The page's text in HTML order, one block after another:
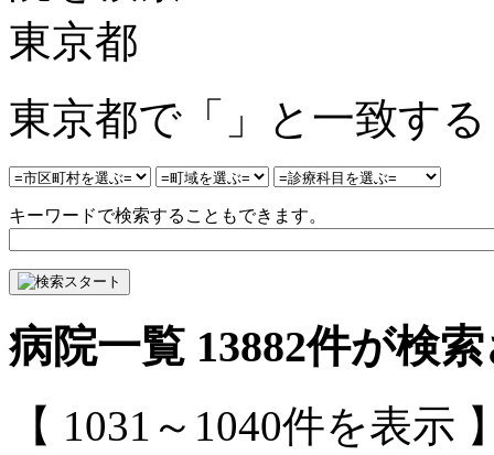
東京都で「」と一致す
キーワードで検索することもできます。
病院一覧 13882件が検
【 1031～1040件を表示